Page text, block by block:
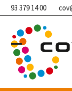
Skip
to
content
93 379 14 00
Open
mobile
menu
Close
mobile
menu